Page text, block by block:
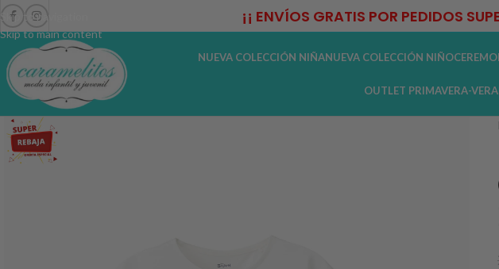
Skip to navigation
Skip to main content
¡¡ ENVÍOS GRATIS POR PEDIDOS
NUEVA COLECCIÓN NIÑANUEVA COLECCIÓN NIÑO
OUTLET PRIMAVERA-
-42%